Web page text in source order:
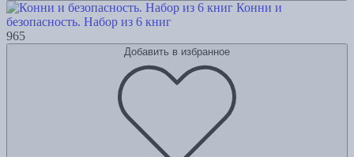
Конни и
безопасность. Набор из 6 книг
965
Добавить в избранное